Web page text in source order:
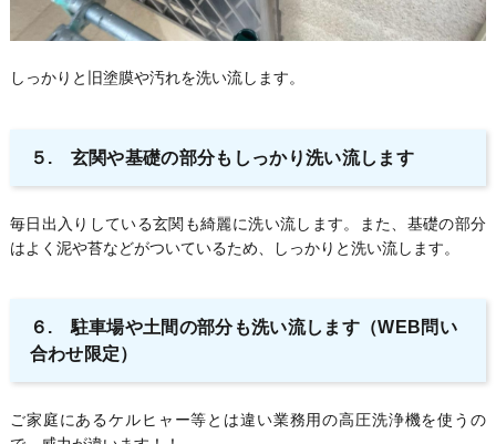
しっかりと旧塗膜や汚れを洗い流します。
５. 玄関や基礎の部分もしっかり洗い流します
毎日出入りしている玄関も綺麗に洗い流します。また、基礎の部分
はよく泥や苔などがついているため、しっかりと洗い流します。
６. 駐車場や土間の部分も洗い流します（WEB問い
合わせ限定）
ご家庭にあるケルヒャー等とは違い業務用の高圧洗浄機を使うの